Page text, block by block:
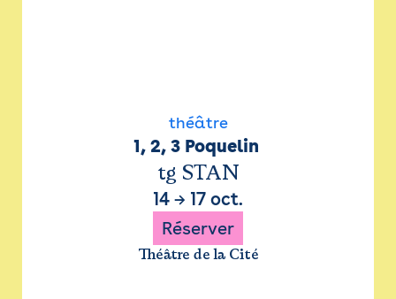
théâtre
1, 2, 3 Poquelin
tg STAN
14 → 17 oct.
Réserver
Théâtre de la Cité